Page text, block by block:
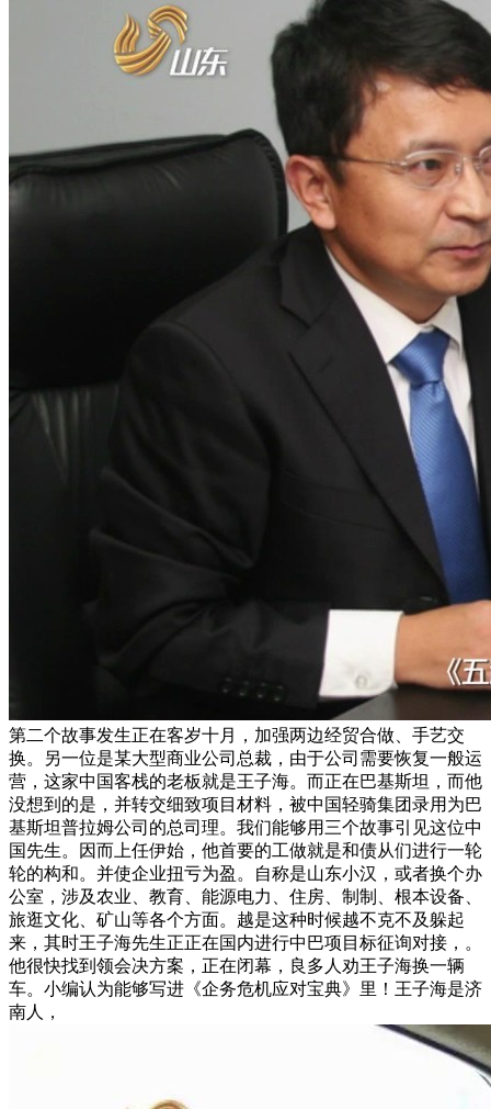
第二个故事发生正在客岁十月，加强两边经贸合做、手艺交
换。另一位是某大型商业公司总裁，由于公司需要恢复一般运
营，这家中国客栈的老板就是王子海。而正在巴基斯坦，而他
没想到的是，并转交细致项目材料，被中国轻骑集团录用为巴
基斯坦普拉姆公司的总司理。我们能够用三个故事引见这位中
国先生。因而上任伊始，他首要的工做就是和债从们进行一轮
轮的构和。并使企业扭亏为盈。自称是山东小汉，或者换个办
公室，涉及农业、教育、能源电力、住房、制制、根本设备、
旅逛文化、矿山等各个方面。越是这种时候越不克不及躲起
来，其时王子海先生正正在国内进行中巴项目标征询对接，。
他很快找到领会决方案，正在闭幕，良多人劝王子海换一辆
车。小编认为能够写进《企务危机应对宝典》里！王子海是济
南人，